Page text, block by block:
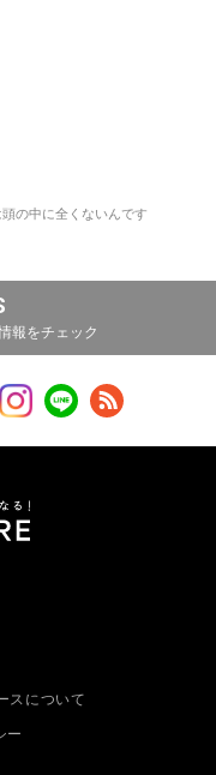
の中に全くないんです
報をチェック
スについて
ー